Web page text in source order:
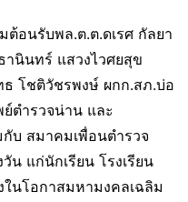
อนรับพล.ต.ต.ดเรศ กัลยา
นินทร์ แสวงไวศยสุข
โชติวัชรพงษ์ ผกก.สภ.บ่อ
ตำรวจน่าน และ
บ สมาคมเพื่อนตำรวจ
น แก่นักเรียน โรงเรียน
นโอกาสมหามงคลเฉลิม